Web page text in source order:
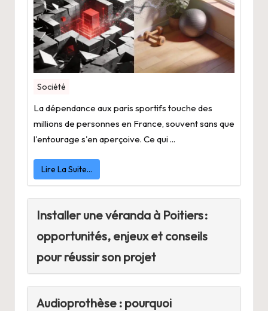
Société
La dépendance aux paris sportifs touche des
millions de personnes en France, souvent sans que
l'entourage s'en aperçoive. Ce qui ...
Lire La Suite…
Installer une véranda à Poitiers :
opportunités, enjeux et conseils
pour réussir son projet
Audioprothèse : pourquoi